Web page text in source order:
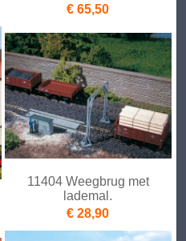
€ 65,50
11404 Weegbrug met
lademal.
€ 28,90